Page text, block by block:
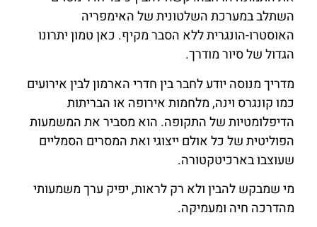
השתלב במערכת השלטונית של האימפריה
האוסטרו-הונגרית ללא הסבר מקיף. כאן טמון יתרונו
הגדול של סיור מודרך.
מדריך מנוסה יודע לחבר בין חדרי הארמון לבין אירועים
כמו קונגרס וינה, מלחמות אירופה או הבריתות
הדיפלומטיות של התקופה. הוא מסביר את המשמעות
הפוליטית של כל אולם ייצוגי ואת המסרים הסמליים
שעוצבו בארכיטקטורה.
מי שמבקש להבין ולא רק לראות, יפיק ערך משמעותי
מהדרכה חיה ומעמיקה.